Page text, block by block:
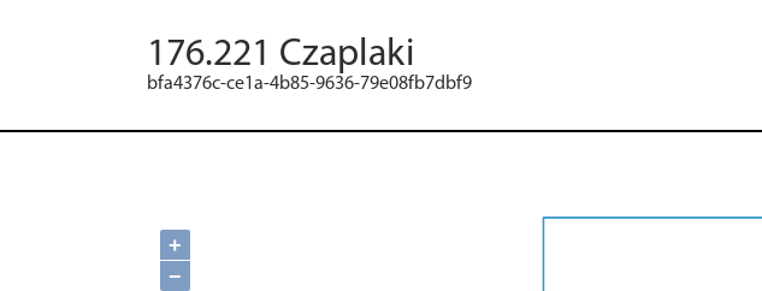
176.221 Czaplaki
bfa4376c-ce1a-4b85-9636-79e08fb7dbf9
+
−